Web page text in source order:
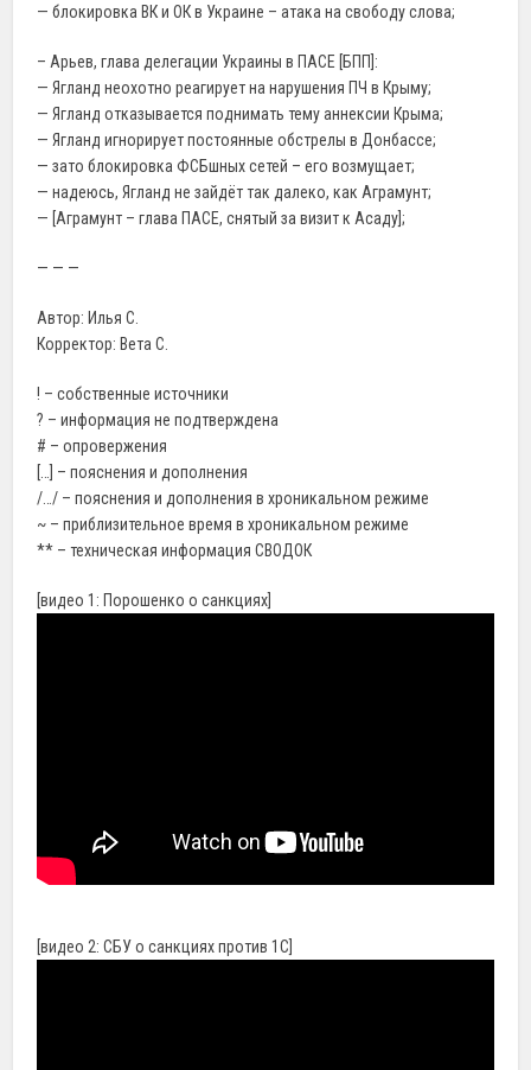
— блокировка ВК и ОК в Украине – атака на свободу слова;
– Арьев, глава делегации Украины в ПАСЕ [БПП]:
— Ягланд неохотно реагирует на нарушения ПЧ в Крыму;
— Ягланд отказывается поднимать тему аннексии Крыма;
— Ягланд игнорирует постоянные обстрелы в Донбассе;
— зато блокировка ФСБшных сетей – его возмущает;
— надеюсь, Ягланд не зайдёт так далеко, как Аграмунт;
— [Аграмунт – глава ПАСЕ, снятый за визит к Асаду];
— — —
Автор: Илья С.
Корректор: Вета С.
! – собственные источники
? – информация не подтверждена
# – опровержения
[…] – пояснения и дополнения
/…/ – пояснения и дополнения в хроникальном режиме
~ – приблизительное время в хроникальном режиме
** – техническая информация СВОДОК
[видео 1: Порошенко о санкциях]
[видео 2: СБУ о санкциях против 1С]